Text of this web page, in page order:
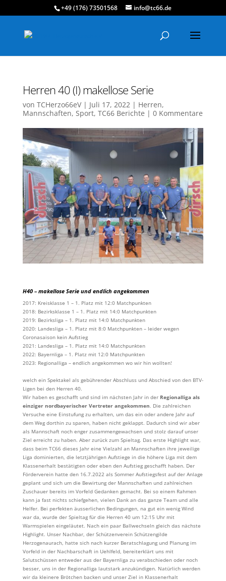
+49 (176) 73501568 info@tc66.de
Herren 40 (I) makellose Serie
von TCHerzo66eV| Juli 17, 2022| Herren,
Mannschaften, Sport, TC66 Berichte | 0 Kommentare
H40 – makellose Serie und endlich angekommen
2017: Kreisklasse 1 – 1. Platz mit 12:0 Matchpunkten
2018: Bezirksklasse 1 – 1. Platz mit 14:0 Matchpunkten
2019: Bezirksliga – 1. Platz mit 14:0 Matchpunkten
2020: Landesliga – 1. Platz mit 8:0 Matchpunkten – leider wegen
Coronasaison kein Aufstieg
2021: Landesliga – 1. Platz mit 14:0 Matchpunkten
2022: Bayernliga – 1. Platz mit 12:0 Matchpunkten
2023: Regionalliga – endlich angekommen wo wir hin wollten!
welch ein Spektakel als gebührender Abschluss und Abschied von den BTV-
Ligen bei den Herren 40.
Wir haben es geschafft und sind im nächsten Jahr in der Regionalliga als
einziger nordbayerischer Vertreter angekommen. Die zahlreichen
Versuche eine Einstufung zu erhalten, um das ein oder andere Jahr auf
dem Weg dorthin zu sparen, haben nicht geklappt. Dadurch sind wir aber
als Mannschaft noch enger zusammengewachsen und stolz darauf unser
Ziel erreicht zu haben. Aber zurück zum Spieltag. Das erste Highlight war,
dass beim TC66 dieses Jahr eine Vielzahl an Mannschaften ihre jeweilige
Liga dominierten, die letztjährigen Aufstiege in die höhere Liga mit dem
Klassenerhalt bestätigten oder eben den Aufstieg geschafft haben. Der
Förderverein hatte den 16.7.2022 als Sommer Aufstiegsfest auf der Anlage
geplant und sich um die Bewirtung der Mannschaften und zahlreichen
Zuschauer bereits im Vorfeld Gedanken gemacht. Bei so einem Rahmen
kann ja fast nichts schiefgehen, vielen Dank an das ganze Team und alle
Helfer. Bei perfekten äusserlichen Bedingungen, na gut ein wenig Wind
war da, wurde der Spieltag für die Herren 40 um 12:15 Uhr mit
Warmspielen eingeläutet. Nach ein paar Ballwechseln gleich das nächste
Highlight. Unser Nachbar, der Schützenverein Schützengilde
Herzogenaurach, hatte sich nach kurzer Beratschlagung und Planung im
Vorfeld in der Nachbarschaft in Uehlfeld, bereiterklärt uns mit
Salutschüssen entweder aus der Bayernliga zu verabschieden oder noch
besser, uns in der Regionalliga lautstark anzukündigen. Natürlich werden
wir da kleinere Brötchen backen und unser Ziel in Klassenerhalt